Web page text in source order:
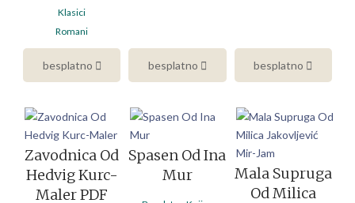
Klasici
Romani
besplatno
Zavodnica Od
Hedvig Kurc-
Maler PDF
besplatno
Spasen Od Ina
Mur
besplatno
Mala Supruga
Od Milica